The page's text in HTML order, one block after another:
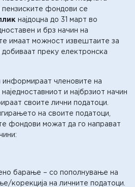
пензиските фондови се
најдоцна до 31 март во
и брз начин на
имаат можност извештаите за
добиваат преку електронска
информираат членовите на
и најбрзиот начин
своите лични податоци.
на своите податоци,
фондови можат да го направат
барање – со пополнување на
корекција на личните податоци.